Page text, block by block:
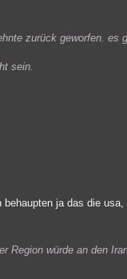
zurück geworfen. es
sein.
ja das die
Region würde an den